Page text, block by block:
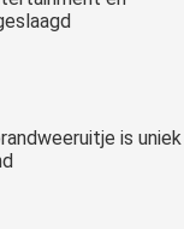
is uniek